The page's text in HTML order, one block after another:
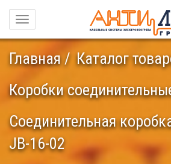
Навигация
Главная
Каталог
Коробки
Соединительная
JB-16-02